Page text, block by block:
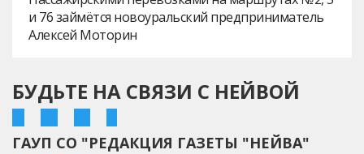
и 76 займётся новоуральский предприниматель
Алексей Моторин
БУДЬТЕ НА СВЯЗИ С НЕЙВОЙ
ГАУП СО "РЕДАКЦИЯ ГАЗЕТЫ "НЕЙВА"